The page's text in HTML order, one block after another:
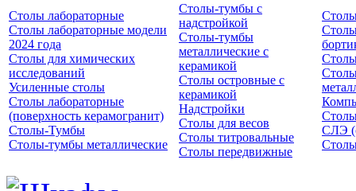
Столы лабораторные
Столы лабораторные модели
2024 года
Столы для химических
исследований
Усиленные столы
Столы лабораторные
(поверхность керамогранит)
Столы-Тумбы
Столы-тумбы металлические
Столы-тумбы с
надстройкой
Столы-тумбы
металлические с
керамикой
Столы островные с
керамикой
Надстройки
Столы для весов
Столы титровальные
Столы передвижные
СЛЭ